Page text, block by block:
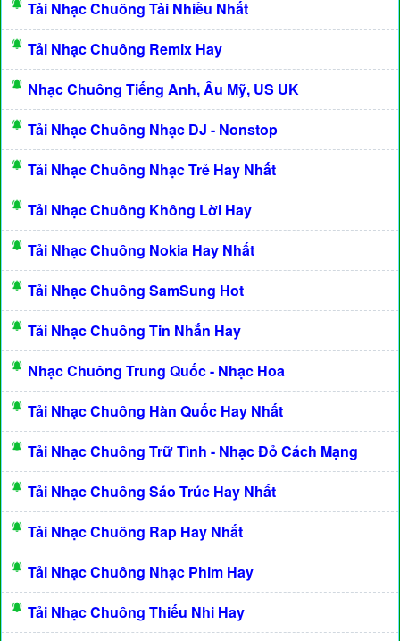
Tải Nhạc Chuông Tải Nhiều Nhất
Tải Nhạc Chuông Remix Hay
Nhạc Chuông Tiếng Anh, Âu Mỹ, US UK
Tải Nhạc Chuông Nhạc DJ - Nonstop
Tải Nhạc Chuông Nhạc Trẻ Hay Nhất
Tải Nhạc Chuông Không Lời Hay
Tải Nhạc Chuông Nokia Hay Nhất
Tải Nhạc Chuông SamSung Hot
Tải Nhạc Chuông Tin Nhắn Hay
Nhạc Chuông Trung Quốc - Nhạc Hoa
Tải Nhạc Chuông Hàn Quốc Hay Nhất
Tải Nhạc Chuông Trữ Tình - Nhạc Đỏ Cách Mạng
Tải Nhạc Chuông Sáo Trúc Hay Nhất
Tải Nhạc Chuông Rap Hay Nhất
Tải Nhạc Chuông Nhạc Phim Hay
Tải Nhạc Chuông Thiếu Nhi Hay